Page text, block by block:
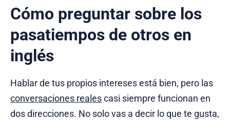
Cómo preguntar sobre los
pasatiempos de otros en
inglés
Hablar de tus propios intereses está bien, pero las
conversaciones realescasi siempre funcionan en
dos direcciones. No solo vas a decir lo que te gusta,